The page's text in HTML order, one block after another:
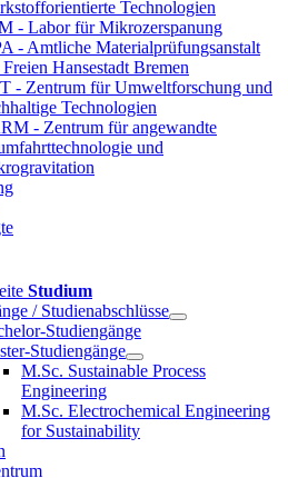
Technologien
- Labor für Mikrozerspanung
- Amtliche Materialprüfungsanstalt
Hansestadt Bremen
- Zentrum für Umweltforschung und
Technologien
- Zentrum für angewandte
und
Studium
/ Studienabschlüsse
Studiengänge
Studiengänge
M.Sc. Sustainable Process
Engineering
M.Sc. Electrochemical Engineering
for Sustainability